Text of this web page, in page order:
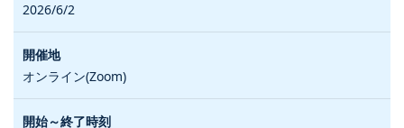
2026/6/2
オンライン(Zoom)